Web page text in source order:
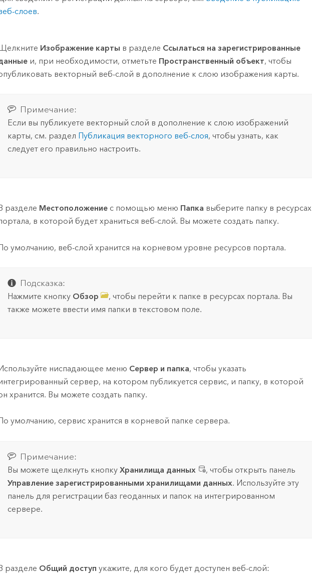
слоев.
Изображение карты в разделе Ссылаться на зарегистрированные
и, при необходимости, отметьте Пространственный объект, чтобы
векторный веб-слой в дополнение к слою изображения карты.
Примечание:
Если вы публикуете векторный слой в дополнение к слою изображений
карты, см. раздел Публикация векторного веб-слоя, чтобы узнать, как
следует его правильно настроить.
В разделе Местоположение с помощью меню Папка выберите папку в ресурсах
в которой будет храниться веб-слой. Вы можете создать папку.
умолчанию, веб-слой хранится на корневом уровне ресурсов портала.
Подсказка:
Нажмите кнопку Обзор
, чтобы перейти к папке в ресурсах портала. Вы
также можете ввести имя папки в текстовом поле.
ниспадающее меню Сервер и папка, чтобы указать
сервер, на котором публикуется сервис, и папку, в которой
хранится. Вы можете создать папку.
По умолчанию, сервис хранится в корневой папке сервера.
Примечание:
Вы можете щелкнуть кнопку Хранилища данных
, чтобы открыть панель
Управление зарегистрированными хранилищами данных. Используйте эту
панель для регистрации баз геоданных и папок на интегрированном
сервере.
разделе Общий доступ укажите, для кого будет доступен веб-слой: